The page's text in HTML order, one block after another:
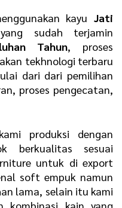
kayu Jati
sudah terjamin
Tahun, proses
tekhnologi terbaru
dari dari pemilihan
proses pengecatan,
produksi dengan
berkualitas sesuai
untuk di export
soft empuk namun
lama, selain itu kami
kombinasi kain yang